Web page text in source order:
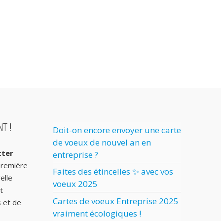
!
et de
Doit-on encore envoyer une carte
de voeux de nouvel an en
entreprise ?
Faites des étincelles ✨ avec vos
voeux 2025
Cartes de voeux Entreprise 2025
vraiment écologiques !